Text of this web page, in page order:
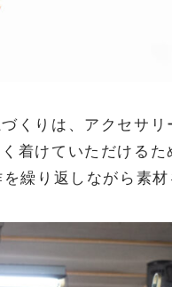
くりは、アクセサリ
着けていただけるた
繰り返しながら素材